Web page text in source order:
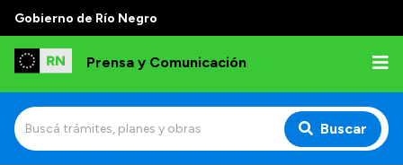
Gobierno de Río Negro
Prensa y Comunicación
Buscar